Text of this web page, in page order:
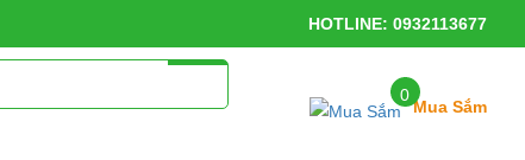
HOTLINE: 0932113677
0
Mua Sắm